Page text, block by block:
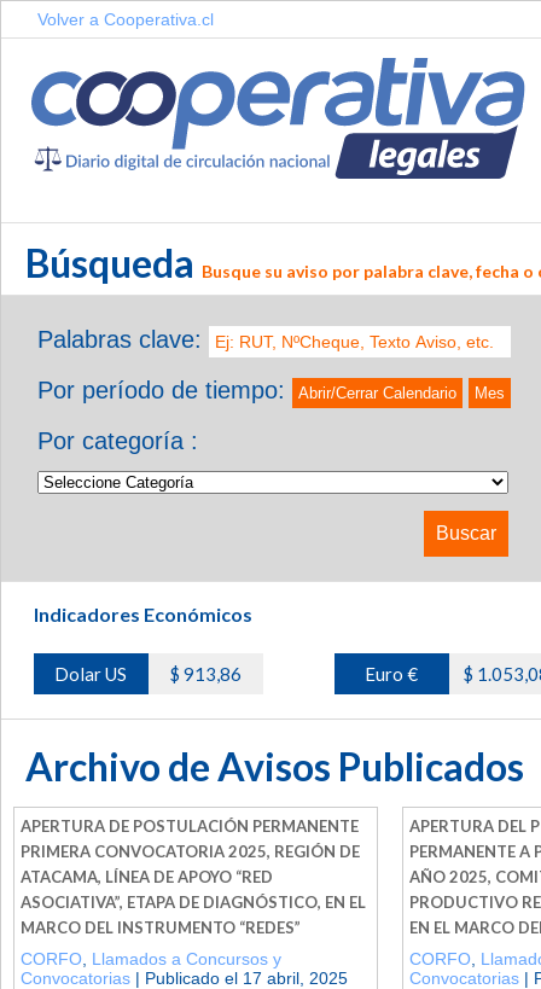
Volver a Cooperativa.cl
Búsqueda Busque su aviso por palabra clave, fecha
Palabras clave:
Por período de tiempo:
Abrir/Cerrar Calendario Mes
Por categoría :
Indicadores Económicos
Dolar US $ 913,86 Euro € $
Archivo de Avisos Publicados
APERTURA DE POSTULACIÓN PERMANENTE
PRIMERA CONVOCATORIA 2025, REGIÓN DE
ATACAMA, LÍNEA DE APOYO “RED
ASOCIATIVA”, ETAPA DE DIAGNÓSTICO, EN EL
MARCO DEL INSTRUMENTO “REDES”
CORFO Llamados a Concursos y
Convocatorias | Publicado el 17 abril, 2025
APERTURA DEL
PERMANENTE A
AÑO 2025,
PRODUCTIVO
EN EL MARCO
CORFO
Convocatorias |